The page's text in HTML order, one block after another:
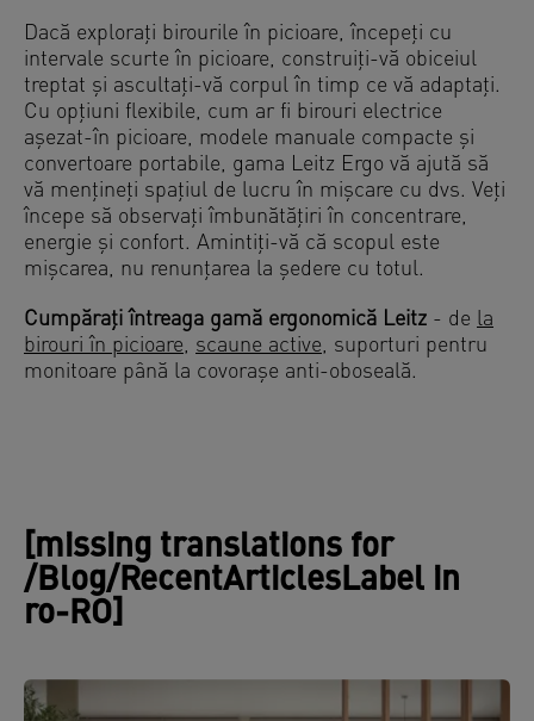
Dacă explorați birourile în picioare, începeți cu
intervale scurte în picioare, construiți-vă obiceiul
treptat și ascultați-vă corpul în timp ce vă adaptați.
Cu opțiuni flexibile, cum ar fi birouri electrice
așezat-în picioare, modele manuale compacte și
convertoare portabile, gama Leitz Ergo vă ajută să
vă mențineți spațiul de lucru în mișcare cu dvs. Veți
începe să observați îmbunătățiri în concentrare,
energie și confort. Amintiți-vă că scopul este
mișcarea, nu renunțarea la ședere cu totul.
Cumpărați întreaga gamă ergonomică Leitz - de la
birouri în picioare, scaune active, suporturi pentru
monitoare până la covorașe anti-oboseală.
[missing translations for
/Blog/RecentArticlesLabel in
ro-RO]